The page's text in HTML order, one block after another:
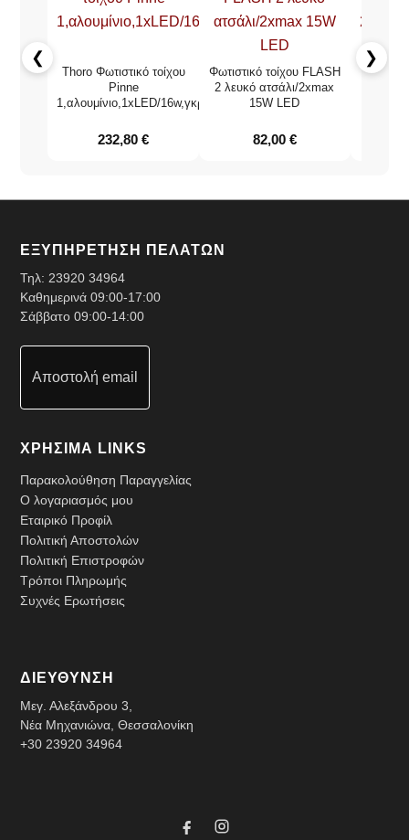
❮
Thoro Φωτιστικό τοίχου
Pinne
1,αλουμίνιο,1xLED/16w,γκρί
232,80€
Φωτιστικό τοίχου FLASH
2 λευκό ατσάλι/2xmax
15W LED
82,00 €
Sollux
❯
ΕΞΥΠΗΡΕΤΗΣΗ ΠΕΛΑΤΩΝ
Τηλ: 23920 34964
Καθημερινά 09:00-17:00
Σάββατο 09:00-14:00
Αποστολή email
ΧΡΗΣΙΜΑ LINKS
Παρακολούθηση Παραγγελίας
Ο λογαριασμός μου
Εταιρικό Προφίλ
Πολιτική Αποστολών
Πολιτική Επιστροφών
Τρόποι Πληρωμής
Συχνές Ερωτήσεις
ΔΙΕΥΘΥΝΣΗ
Μεγ. Αλεξάνδρου 3,
Νέα Μηχανιώνα, Θεσσαλονίκη
+30 23920 34964